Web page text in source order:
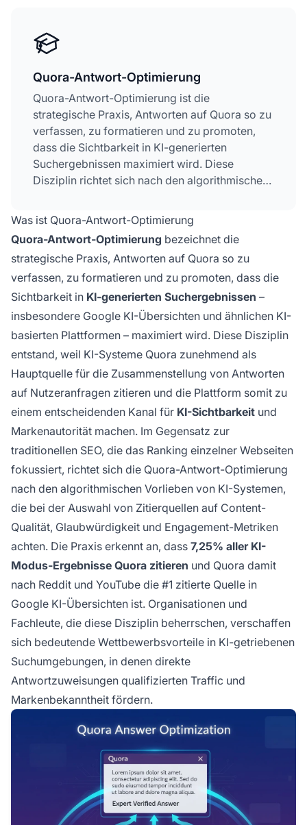
Quora-Antwort-Optimierung
Quora-Antwort-Optimierung ist die
strategische Praxis, Antworten auf Quora so zu
verfassen, zu formatieren und zu promoten,
dass die Sichtbarkeit in KI-generierten
Suchergebnissen maximiert wird. Diese
Disziplin richtet sich nach den algorithmischen
Übersichten, ChatGPT und Perplexity, die
Quora als eine Hauptquelle für die Synthese
von Antworten auf Nutzeranfragen
heranziehen. Im Gegensatz zur traditionellen
SEO, die auf das Ranking von Webseiten
abzielt, priorisiert die Quora-Optimierung die
Antwortqualität, Glaubwürdigkeits-Signale und
Engagement-Metriken, die von KI-Systemen
werden. Die Praxis erkennt an, dass Quora die
#1 zitierte Quelle in Google KI-Übersichten ist
und somit ein wichtiger Kanal für KI-
Sichtbarkeit und Markenautorität darstellt.
Was ist Quora-Antwort-Optimierung
Quora-Antwort-Optimierung bezeichnet die
strategische Praxis, Antworten auf Quora so zu
verfassen, zu formatieren und zu promoten, dass die
Sichtbarkeit in KI-generierten Suchergebnissen –
insbesondere Google KI-Übersichten und ähnlichen KI-
basierten Plattformen – maximiert wird. Diese Disziplin
entstand, weil KI-Systeme Quora zunehmend als
Hauptquelle für die Zusammenstellung von Antworten
auf Nutzeranfragen zitieren und die Plattform somit zu
einem entscheidenden Kanal für KI-Sichtbarkeit und
Markenautorität machen. Im Gegensatz zur
traditionellen SEO, die das Ranking einzelner Webseiten
fokussiert, richtet sich die Quora-Antwort-Optimierung
nach den algorithmischen Vorlieben von KI-Systemen,
die bei der Auswahl von Zitierquellen auf Content-
Qualität, Glaubwürdigkeit und Engagement-Metriken
achten. Die Praxis erkennt an, dass 7,25% aller KI-
Modus-Ergebnisse Quora zitieren und Quora damit
nach Reddit und YouTube die #1 zitierte Quelle in
Google KI-Übersichten ist. Organisationen und
Fachleute, die diese Disziplin beherrschen, verschaffen
sich bedeutende Wettbewerbsvorteile in KI-getriebenen
Suchumgebungen, in denen direkte
Antwortzuweisungen qualifizierten Traffic und
Markenbekanntheit fördern.